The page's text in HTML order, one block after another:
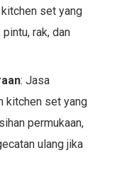
set yang
rak, dan
: Jasa
kitchen set yang
permukaan,
ulang jika